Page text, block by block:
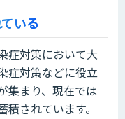
いる
症対策において大
症対策などに役立
集まり、現在では
されています。